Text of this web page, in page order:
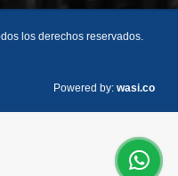
los derechos reservados.
Powered by: wasi.co